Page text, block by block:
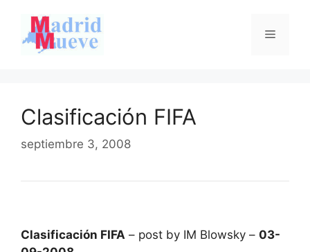
contenido
Menú
Clasificación FIFA
septiembre 3, 2008
Clasificación FIFA – post by IM Blowsky – 03-